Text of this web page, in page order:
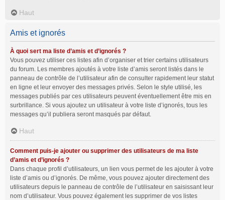
Haut
Amis et ignorés
À quoi sert ma liste d’amis et d’ignorés ?
Vous pouvez utiliser ces listes afin d’organiser et trier certains utilisateurs
du forum. Les membres ajoutés à votre liste d’amis seront listés dans le
panneau de contrôle de l’utilisateur afin de consulter rapidement leur statut
en ligne et leur envoyer des messages privés. Selon le style utilisé, les
messages publiés par ces utilisateurs peuvent éventuellement être mis en
surbrillance. Si vous ajoutez un utilisateur à votre liste d’ignorés, tous les
messages qu’il publiera seront masqués par défaut.
Haut
Comment puis-je ajouter ou supprimer des utilisateurs de ma liste
d’amis et d’ignorés ?
Dans chaque profil d’utilisateurs, un lien vous permet de les ajouter à votre
liste d’amis ou d’ignorés. De même, vous pouvez ajouter directement des
utilisateurs depuis le panneau de contrôle de l’utilisateur en saisissant leur
nom d’utilisateur. Vous pouvez également les supprimer de vos listes